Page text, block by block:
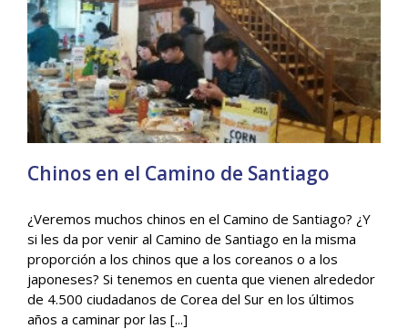
Chinos en el Camino de Santiago
General
Chinos en el Camino de Santiago
¿Veremos muchos chinos en el Camino de Santiago? ¿Y
si les da por venir al Camino de Santiago en la misma
proporción a los chinos que a los coreanos o a los
japoneses? Si tenemos en cuenta que vienen alrededor
de 4.500 ciudadanos de Corea del Sur en los últimos
años a caminar por las [...]